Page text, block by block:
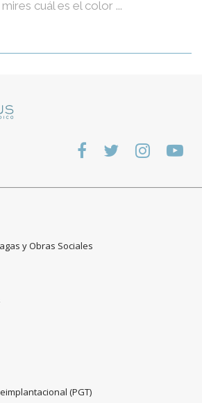
cuál es el color ...
y Obras Sociales
(PGT)